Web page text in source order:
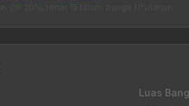
Luas